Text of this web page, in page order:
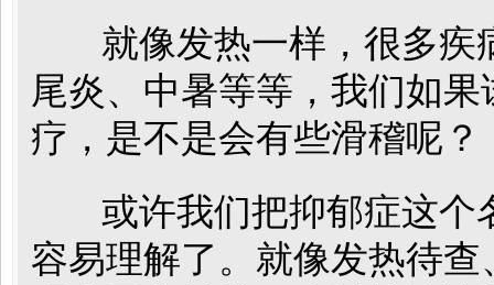
就像发热一样，很多疾
尾炎、中暑等等，我们如
疗，是不是会有些滑稽呢？
或许我们把抑郁症这个
容易理解了。就像发热待